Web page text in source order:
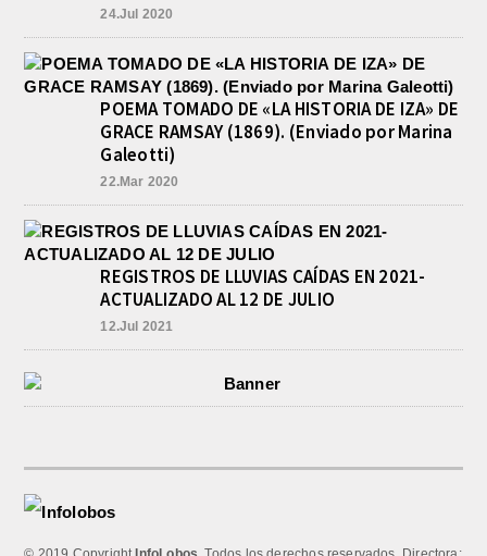
24.Jul 2020
POEMA TOMADO DE «LA HISTORIA DE IZA» DE
GRACE RAMSAY (1869). (Enviado por Marina
Galeotti)
22.Mar 2020
REGISTROS DE LLUVIAS CAÍDAS EN 2021-
ACTUALIZADO AL 12 DE JULIO
12.Jul 2021